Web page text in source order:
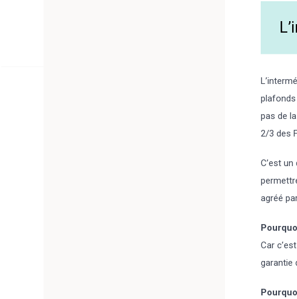
pas de
2/3 des
C’est
agréé
Car
garantie